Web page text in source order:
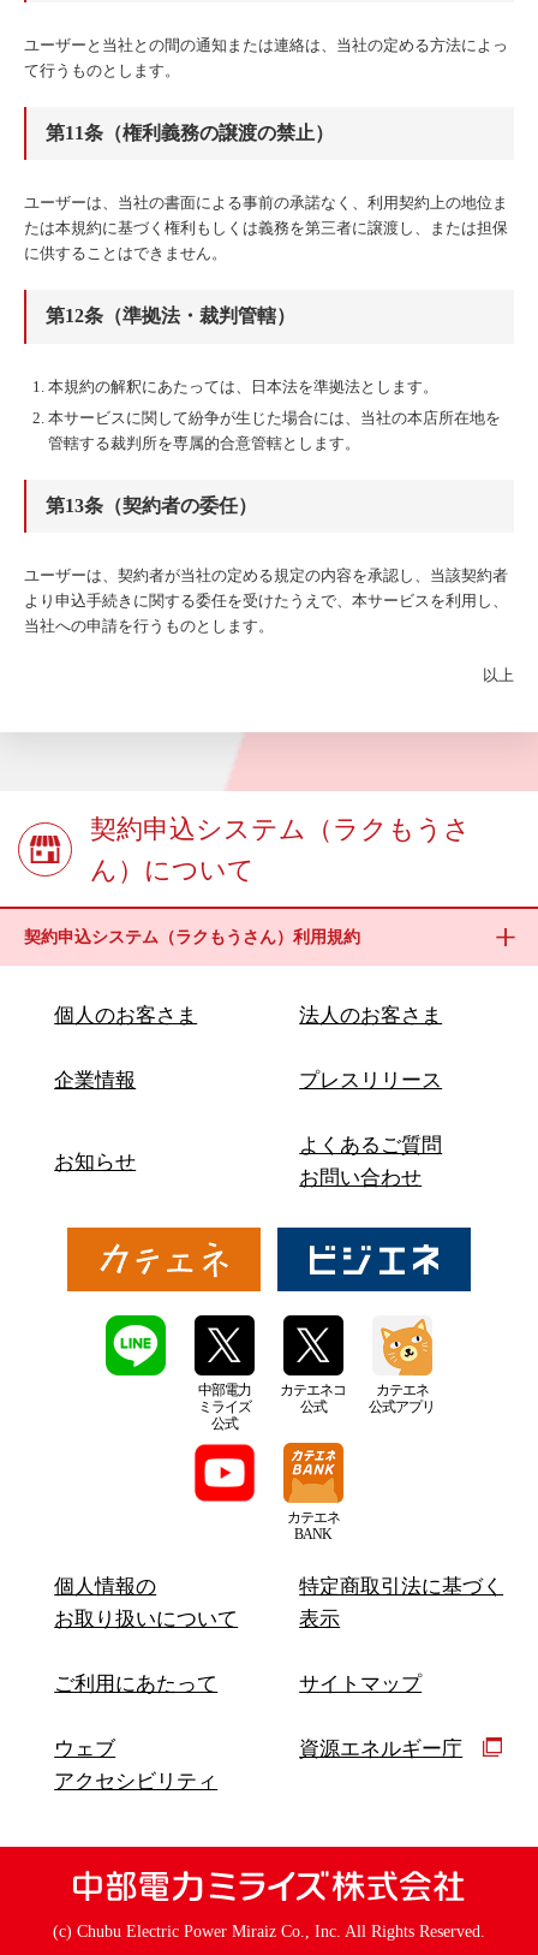
ユーザーと当社との間の通知または連絡は、当社の定める方法によっ
て行うものとします。
第11条（権利義務の譲渡の禁止）
ユーザーは、当社の書面による事前の承諾なく、利用契約上の地位ま
たは本規約に基づく権利もしくは義務を第三者に譲渡し、または担保
に供することはできません。
第12条（準拠法・裁判管轄）
本規約の解釈にあたっては、日本法を準拠法とします。
本サービスに関して紛争が生じた場合には、当社の本店所在地を
管轄する裁判所を専属的合意管轄とします。
第13条（契約者の委任）
ユーザーは、契約者が当社の定める規定の内容を承認し、当該契約者
より申込手続きに関する委任を受けたうえで、本サービスを利用し、
当社への申請を行うものとします。
以上
契約申込システム（ラクもうさ
ん）について
契約申込システム（ラクもうさん）利用規約
個人のお客さま 法人のお客さま
企業情報 プレスリリース
お知らせ
よくあるご質問
お問い合わせ
中部電力
ミライズ
公式
カテエネコ
公式
カテエネ
公式アプリ
カテエネ
BANK
個人情報の
お取り扱いについて
特定商取引法に基づく
表示
ご利用にあたって サイトマップ
ウェブ
アクセシビリティ
資源エネルギー庁
(c) Chubu Electric Power Miraiz Co., Inc. All Rights Reserved.